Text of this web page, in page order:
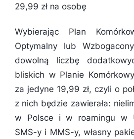
29,99 zł na osobę
Wybierając Plan
Optymalny lub
dowolną liczbę
bliskich w Planie
za jedyne 19,99 zł, czyli o
z nich będzie zawierała:
w Polsce i w roamingu w
SMS-y i MMS-y, własny